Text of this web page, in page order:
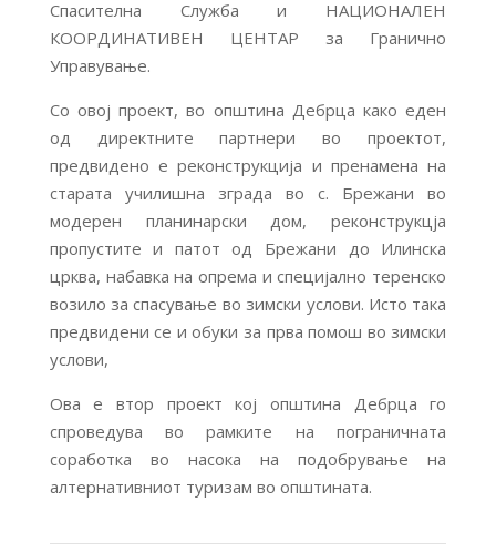
Спасителна Служба и НАЦИОНАЛЕН
КООРДИНАТИВЕН ЦЕНТАР за Гранично
Управување.
Со овој проект, во општина Дебрца како еден
од директните партнери во проектот,
предвидено е реконструкција и пренамена на
старата училишна зграда во с. Брежани во
модерен планинарски дом, реконструкцја
пропустите и патот од Брежани до Илинска
црква, набавка на опрема и специјално теренско
возило за спасување во зимски услови. Исто така
предвидени се и обуки за прва помош во зимски
услови,
Ова е втор проект кој општина Дебрца го
спроведува во рамките на пограничната
соработка во насока на подобрување на
алтернативниот туризам во општината.